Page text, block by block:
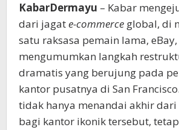
KabarDermayu – Kabar
dari jagate-commerce global, di
satu raksasa pemain lama, eBay,
mengumumkan langkah
dramatis yang berujung pada
kantor pusatnya di San
tidak hanya menandai akhir dari
bagi kantor ikonik tersebut,